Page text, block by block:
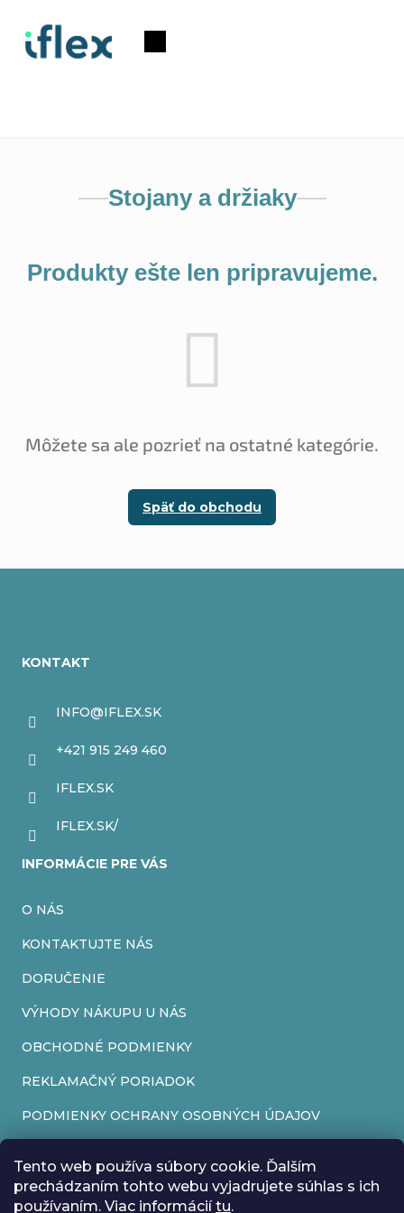
Tento web používa súbory cookie. Ďalším
prechádzaním tohto webu vyjadrujete súhlas s ich
používaním. Viac informáciítu.
obsah
Nákupný
Stojany a držiaky
Produkty ešte len pripravujeme.
Môžete sa ale pozrieť na ostatné kategórie.
Späť do obchodu
KONTAKT
INFO@IFLEX.SK
+421 915 249 460
IFLEX.SK
IFLEX.SK/
INFORMÁCIE PRE VÁS
O NÁS
KONTAKTUJTE NÁS
DORUČENIE
VÝHODY NÁKUPU U NÁS
OBCHODNÉ PODMIENKY
REKLAMAČNÝ PORIADOK
PODMIENKY OCHRANY OSOBNÝCH ÚDAJOV
REKLAMAČNÝ FORMULÁR